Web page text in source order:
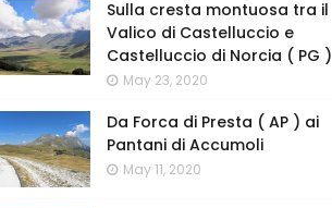
Sulla cresta montuosa tra il
Valico di Castelluccio e
Castelluccio di Norcia ( PG )
May 23, 2020
Da Forca di Presta ( AP ) ai
Pantani di Accumoli
May 11, 2020